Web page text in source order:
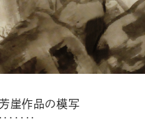
崖作品の模写
・・・・・